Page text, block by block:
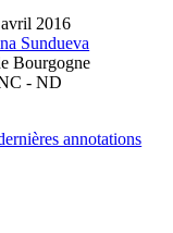
2016
Sundueva
Bourgogne
- ND
annotations